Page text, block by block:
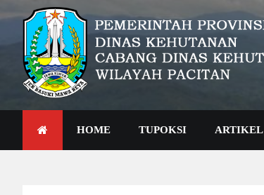
content
CDK Wilayah Pacitan
HOME TUPOKSI ARTIKEL